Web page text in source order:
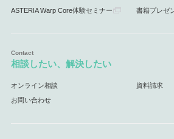
ASTERIA Warp Core体験セミナー 書籍プレゼ
相談したい、解決したい
オンライン相談 資料請求
お問い合わせ